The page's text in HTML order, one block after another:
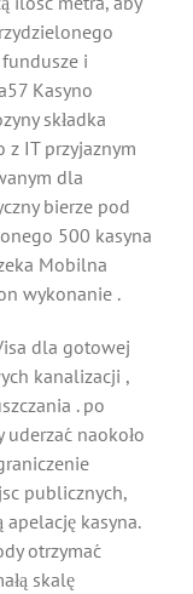
i
Kasyno
składka
z IT przyjaznym
dla
bierze pod
500 kasyna
Mobilna
wykonanie .
dla gotowej
kanalizacji ,
. po
naokoło
publicznych,
kasyna.
otrzymać
skalę